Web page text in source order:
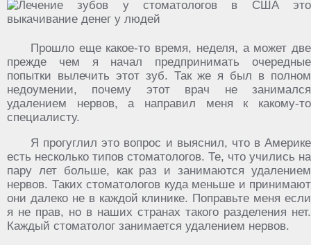
Прошло еще какое-то время, неделя, а может две
прежде чем я начал предпринимать очередные
попытки вылечить этот зуб. Так же я был в полном
недоумении, почему этот врач не занимался
удалением нервов, а направил меня к какому-то
специалисту.
Я прогуглил это вопрос и выяснил, что в Америке
есть несколько типов стоматологов. Те, что учились на
пару лет больше, как раз и занимаются удалением
нервов. Таких стоматологов куда меньше и принимают
они далеко не в каждой клинике. Поправьте меня если
я не прав, но в наших странах такого разделения нет.
Каждый стоматолог занимается удалением нервов.